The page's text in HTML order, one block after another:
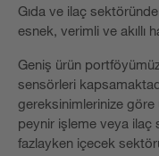
Gıda ve ilaç
esnek, verimli ve akıllı
Geniş ürün
sensörleri
gereksinimlerinize göre
peynir işleme veya ilaç
fazlayken içecek